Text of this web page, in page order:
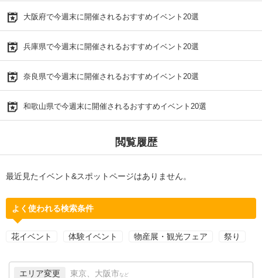
大阪府で今週末に開催されるおすすめイベント20選
兵庫県で今週末に開催されるおすすめイベント20選
奈良県で今週末に開催されるおすすめイベント20選
和歌山県で今週末に開催されるおすすめイベント20選
閲覧履歴
最近見たイベント&スポットページはありません。
よく使われる検索条件
花イベント 体験イベント 物産展・観光フェア 祭り
エリア変更 東京、大阪市 など